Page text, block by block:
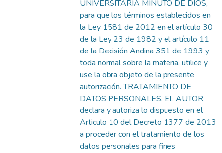
UNIVERSITARIA MINUTO DE DIOS,
para que los términos establecidos en
la Ley 1581 de 2012 en el artículo 30
de la Ley 23 de 1982 y el artículo 11
de la Decisión Andina 351 de 1993 y
toda normal sobre la materia, utilice y
use la obra objeto de la presente
autorización. TRATAMIENTO DE
DATOS PERSONALES, EL AUTOR
declara y autoriza lo dispuesto en el
Articulo 10 del Decreto 1377 de 2013
a proceder con el tratamiento de los
datos personales para fines